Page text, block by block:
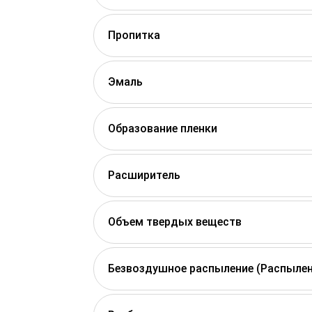
Пропитка
Эмаль
Образование пленки
Расширитель
Объем твердых веществ
Безвоздушное распыление